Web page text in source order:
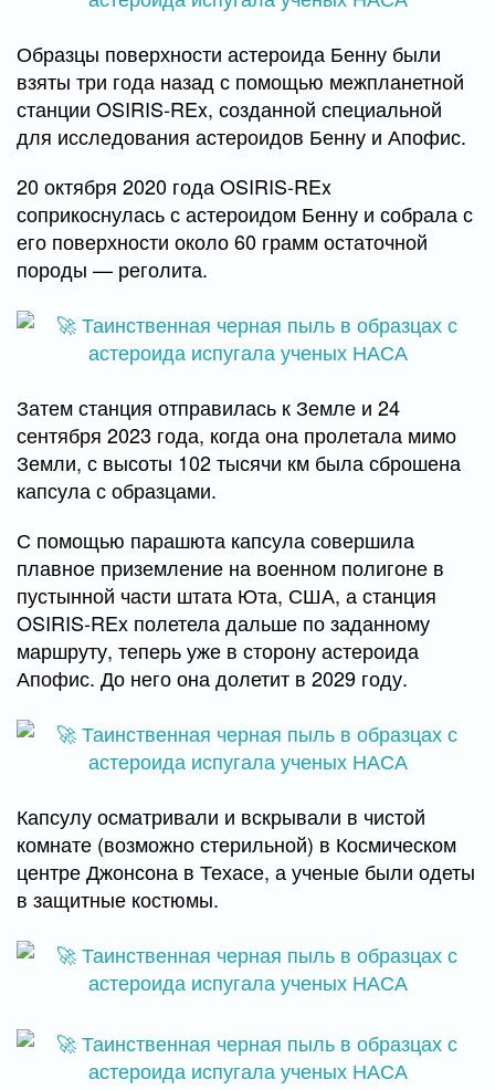
Образцы поверхности астероида Бенну были
взяты три года назад с помощью межпланетной
станции OSIRIS-REx, созданной специальной
для исследования астероидов Бенну и Апофис.
20 октября 2020 года OSIRIS-REx
соприкоснулась с астероидом Бенну и собрала с
его поверхности около 60 грамм остаточной
породы — реголита.
Затем станция отправилась к Земле и 24
сентября 2023 года, когда она пролетала мимо
Земли, с высоты 102 тысячи км была сброшена
капсула с образцами.
С помощью парашюта капсула совершила
плавное приземление на военном полигоне в
пустынной части штата Юта, США, а станция
OSIRIS-REx полетела дальше по заданному
маршруту, теперь уже в сторону астероида
Апофис. До него она долетит в 2029 году.
Капсулу осматривали и вскрывали в чистой
комнате (возможно стерильной) в Космическом
центре Джонсона в Техасе, а ученые были одеты
в защитные костюмы.